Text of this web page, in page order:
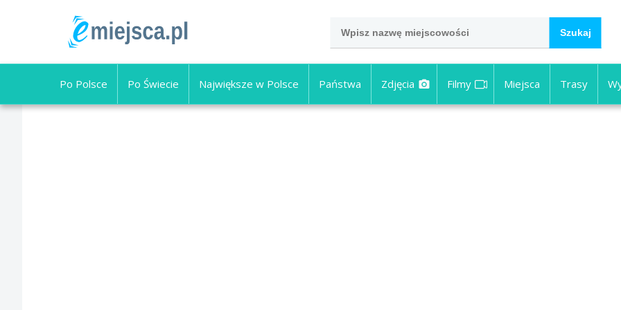
Po Polsce Po Świecie Największe w Polsce Państwa Zdjęcia Filmy Miejsca Trasy